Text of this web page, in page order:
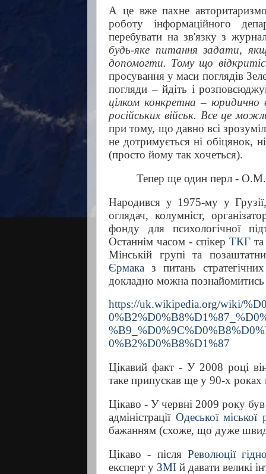
А це вже пахне
роботу інформаційного
перебувати на зв'язку з
будь-яке питання задати,
допомогти. Тому що
просування у маси поглядів
погляди – йдіть і
цілком конкретна – юридично
російських військ. Все це
при тому, що давно всі
не дотримується ні обіцянок,
(просто йому так хочеться).
Тепер ще один перл -О.М.
Народився у 1975-му у Грузії,
оглядач, колумніст,
фонду для психологічної
Останнім часом - спікер ТКГ
Мінській групі та
Єрмака
з питань
докладно можна
https://uk.wikipedia.org/wiki/
0%B2%D0%B8%D1%87
Цікавий факт - У 2008 році
таке припускав ще у 90-х роках
Цікаво - У червні 2009 року
адміністрації Одеської міської
бажанням (схоже, що дуже
Цікаво - після Революції
експерт у ЗМІ й давати великі